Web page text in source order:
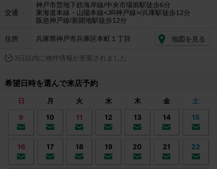
交通
神戸市営地下鉄海岸線/中央市場前駅徒歩6分
東海道本線・山陽本線<JR神戸線>/兵庫駅徒歩12分
阪急神戸線/新開地駅徒歩12分
住所 兵庫県神戸市兵庫区本町１丁目 地図を見る
3日以内に物件情報が更新されました
希望日時を選んで来店予約
日 月 火 水 木 金
土
9
10 11 12 13 14 15
16 17 18 19 20 21 22